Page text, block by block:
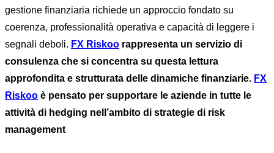
gestione finanziaria richiede un approccio fondato su
coerenza, professionalità operativa e capacità di leggere i
segnali deboli. FX Riskoo rappresenta un servizio di
consulenza che si concentra su questa lettura
approfondita e strutturata delle dinamiche finanziarie. FX
Riskoo è pensato per supportare le aziende in tutte le
attività di hedging nell’ambito di strategie di risk
management